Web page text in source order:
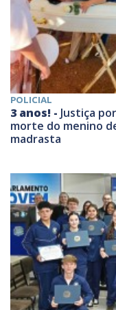
POLICIAL
3 anos! - Justiça
morte do menino
madrasta